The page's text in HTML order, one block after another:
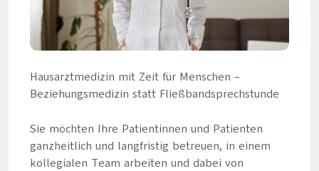
Hausarztmedizin mit Zeit für Menschen –
Beziehungsmedizin statt Fließbandsprechstunde
Sie möchten Ihre Patientinnen und Patienten
ganzheitlich und langfristig betreuen, in einem
kollegialen Team arbeiten und dabei von